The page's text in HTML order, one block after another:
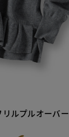
ルプルオーバー